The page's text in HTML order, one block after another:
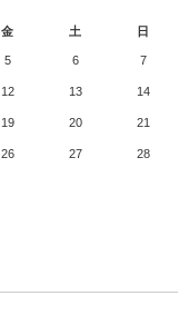
金 土 日
5 6 7
12 13 14
19 20 21
26 27 28